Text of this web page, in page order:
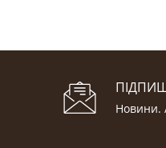
Новини.